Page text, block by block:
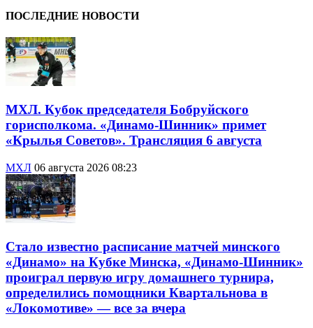
ПОСЛЕДНИЕ НОВОСТИ
МХЛ. Кубок председателя Бобруйского
горисполкома. «Динамо-Шинник» примет
«Крылья Советов». Трансляция 6 августа
МХЛ 06 августа 2026 08:23
Стало известно расписание матчей минского
«Динамо» на Кубке Минска, «Динамо-Шинник»
проиграл первую игру домашнего турнира,
определились помощники Квартальнова в
«Локомотиве» — все за вчера